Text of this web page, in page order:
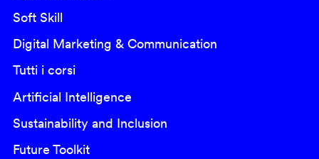
Soft Skill
Digital Marketing & Communication
Tutti i corsi
Artificial Intelligence
Sustainability and Inclusion
Future Toolkit